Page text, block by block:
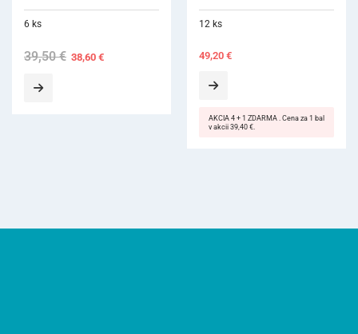
12 ks
49,20 €
AKCIA 4 + 1 ZDARMA . Cena za 1 bal
v akcii 39,40 €.